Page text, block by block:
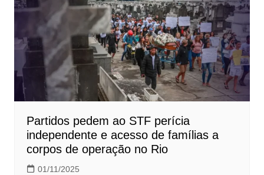
Partidos pedem ao STF perícia
independente e acesso de famílias a
corpos de operação no Rio
01/11/2025